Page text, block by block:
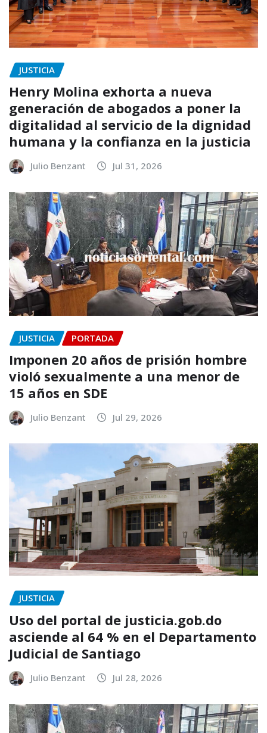
JUSTICIA
Henry Molina exhorta a nueva
generación de abogados a poner la
digitalidad al servicio de la dignidad
humana y la confianza en la justicia
Julio Benzant Jul 31, 2026
JUSTICIA PORTADA
Imponen 20 años de prisión hombre
violó sexualmente a una menor de
15 años en SDE
Julio Benzant Jul 29, 2026
JUSTICIA
Uso del portal de justicia.gob.do
asciende al 64 % en el Departamento
Judicial de Santiago
Julio Benzant Jul 28, 2026